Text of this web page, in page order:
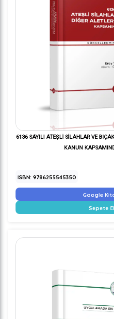
6136 SAYILI ATEŞLİ SİLAHLAR VE
KANUN
ISBN: 9786255545350
Google
Sepete